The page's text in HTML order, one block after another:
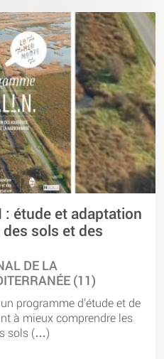
: étude et adaptation
sols et des
DE LA
(11)
programme d’étude et de
à mieux comprendre les
sols (…)